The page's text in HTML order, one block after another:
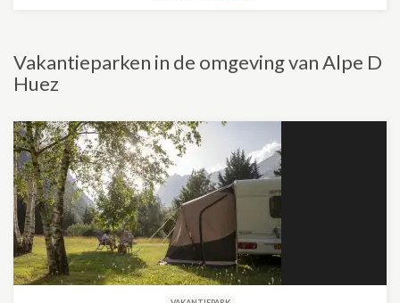
Vakantieparken in de omgeving van Alpe D
Huez